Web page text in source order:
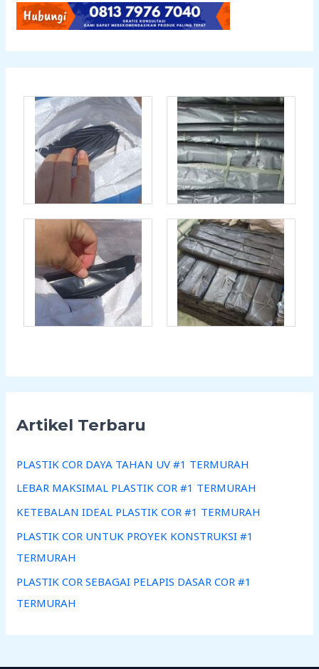
Artikel Terbaru
PLASTIK COR DAYA TAHAN UV #1 TERMURAH
LEBAR MAKSIMAL PLASTIK COR #1 TERMURAH
KETEBALAN IDEAL PLASTIK COR #1 TERMURAH
PLASTIK COR UNTUK PROYEK KONSTRUKSI #1
TERMURAH
PLASTIK COR SEBAGAI PELAPIS DASAR COR #1
TERMURAH